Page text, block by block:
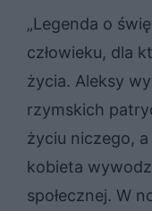
„Legenda o
człowieku, dla
życia. Aleksy
rzymskich
życiu niczego, a
kobieta
społecznej. W